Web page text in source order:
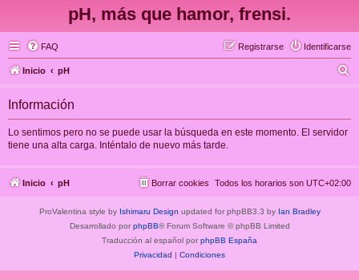
pH, más que hamor, frensi.
FAQ Identificarse
Registrarse
Inicio pH
Información
Lo sentimos pero no se puede usar la búsqueda en este momento. El servidor
tiene una alta carga. Inténtalo de nuevo más tarde.
Inicio pH Todos los horarios son UTC+02:00
Borrar cookies
ProValentina style by Ishimaru Design updated for phpBB3.3 by Ian Bradley
Desarrollado por phpBB® Forum Software © phpBB Limited
Traducción al español por phpBB España
Privacidad | Condiciones